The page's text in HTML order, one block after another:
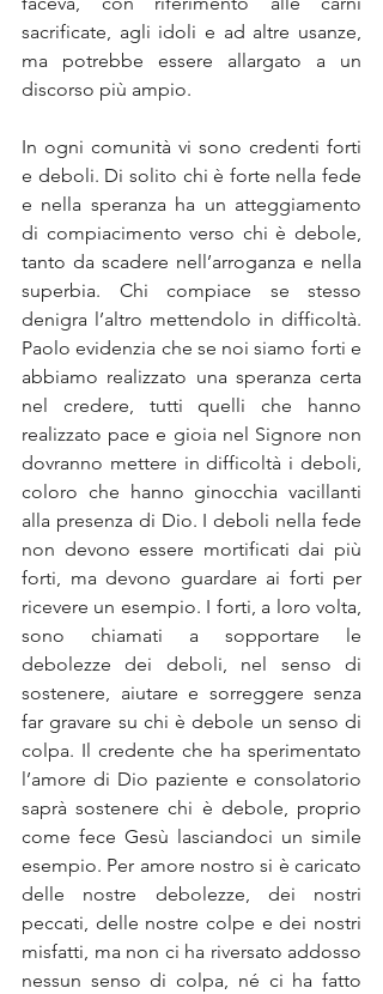
sacrificate, agli idoli e ad altre usanze,
ma potrebbe essere allargato a un
discorso più ampio.
In ogni comunità vi sono credenti forti
e deboli. Di solito chi è forte nella fede
e nella speranza ha un atteggiamento
di compiacimento verso chi è debole,
tanto da scadere nell’arroganza e nella
superbia. Chi compiace se stesso
denigra l’altro mettendolo in difficoltà.
Paolo evidenzia che se noi siamo forti e
abbiamo realizzato una speranza certa
nel credere, tutti quelli che hanno
realizzato pace e gioia nel Signore non
dovranno mettere in difficoltà i deboli,
coloro che hanno ginocchia vacillanti
alla presenza di Dio. I deboli nella fede
non devono essere mortificati dai più
forti, ma devono guardare ai forti per
ricevere un esempio. I forti, a loro volta,
sono chiamati a sopportare le
debolezze dei deboli, nel senso di
sostenere, aiutare e sorreggere senza
far gravare su chi è debole un senso di
colpa. Il credente che ha sperimentato
l’amore di Dio paziente e consolatorio
saprà sostenere chi è debole, proprio
come fece Gesù lasciandoci un simile
esempio. Per amore nostro si è caricato
delle nostre debolezze, dei nostri
peccati, delle nostre colpe e dei nostri
misfatti, ma non ci ha riversato addosso
nessun senso di colpa, né ci ha fatto